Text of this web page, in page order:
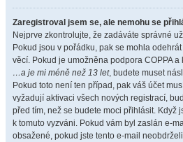
Zaregistroval jsem se, ale nemohu se
Nejprve zkontrolujte, že zadáváte správné
Pokud jsou v pořádku, pak se mohla
věcí. Pokud je umožněna podpora COPPA
…a je mi méně než 13 let, budete muset
Pokud toto není ten případ, pak váš účet
vyžadují aktivaci všech nových registrací,
před tím, než se budete moci přihlásit. Když
k tomuto vyzváni. Pokud vám byl zaslán e-
obsažené, pokud jste tento e-mail